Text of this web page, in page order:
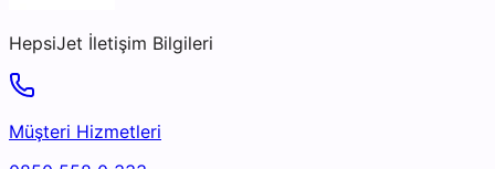
HepsiJet İletişim Bilgileri
Müşteri Hizmetleri